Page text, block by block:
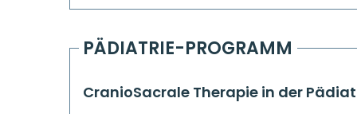
PÄDIATRIE-PROGRAMM
CranioSacrale Therapie in der